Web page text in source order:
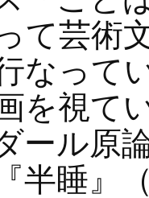
て芸術
なって
を視て
ール原
半睡』